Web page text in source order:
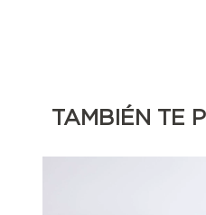
TAMBIÉN TE